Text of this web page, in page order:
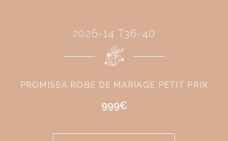
2026-14 T36-40
PROMISSA ROBE DE MARIAGE PETIT PRIX
999€